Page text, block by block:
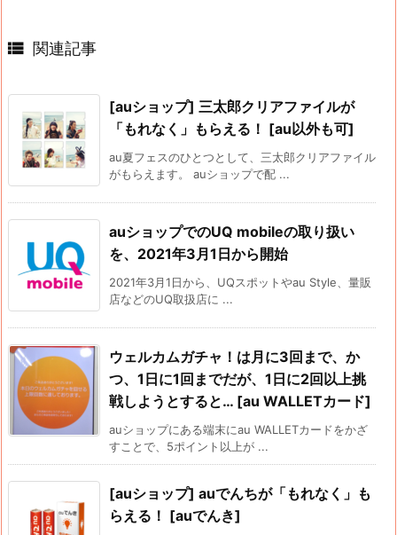
 関連記事
[auショップ] 三太郎クリアファイルが
「もれなく」もらえる！ [au以外も可]
au夏フェスのひとつとして、三太郎クリアファイル
がもらえます。 auショップで配 ...
auショップでのUQ mobileの取り扱い
を、2021年3月1日から開始
2021年3月1日から、UQスポットやau Style、量販
店などのUQ取扱店に ...
ウェルカムガチャ！は月に3回まで、か
つ、1日に1回までだが、1日に2回以上挑
戦しようとすると… [au WALLETカード]
auショップにある端末にau WALLETカードをかざ
すことで、5ポイント以上が ...
[auショップ] auでんちが「もれなく」も
らえる！ [auでんき]